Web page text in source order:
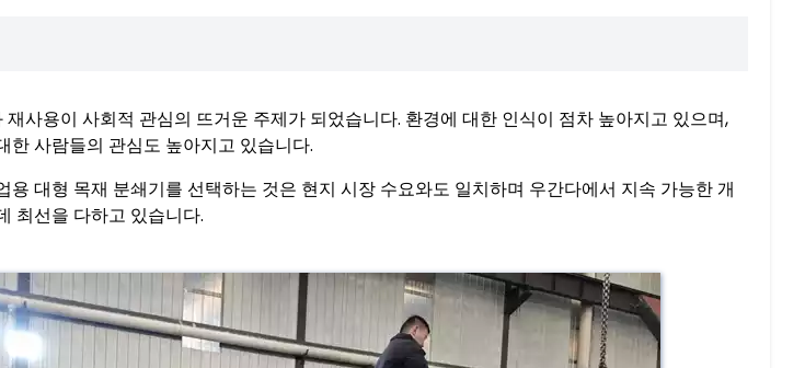
사용이 사회적 관심의 뜨거운 주제가 되었습니다. 환경에 대한 인식이 점차 높아지고 있으며,
한 사람들의 관심도 높아지고 있습니다.
용 대형 목재 분쇄기를 선택하는 것은 현지 시장 수요와도 일치하며 우간다에서 지속 가능한 개
최선을 다하고 있습니다.